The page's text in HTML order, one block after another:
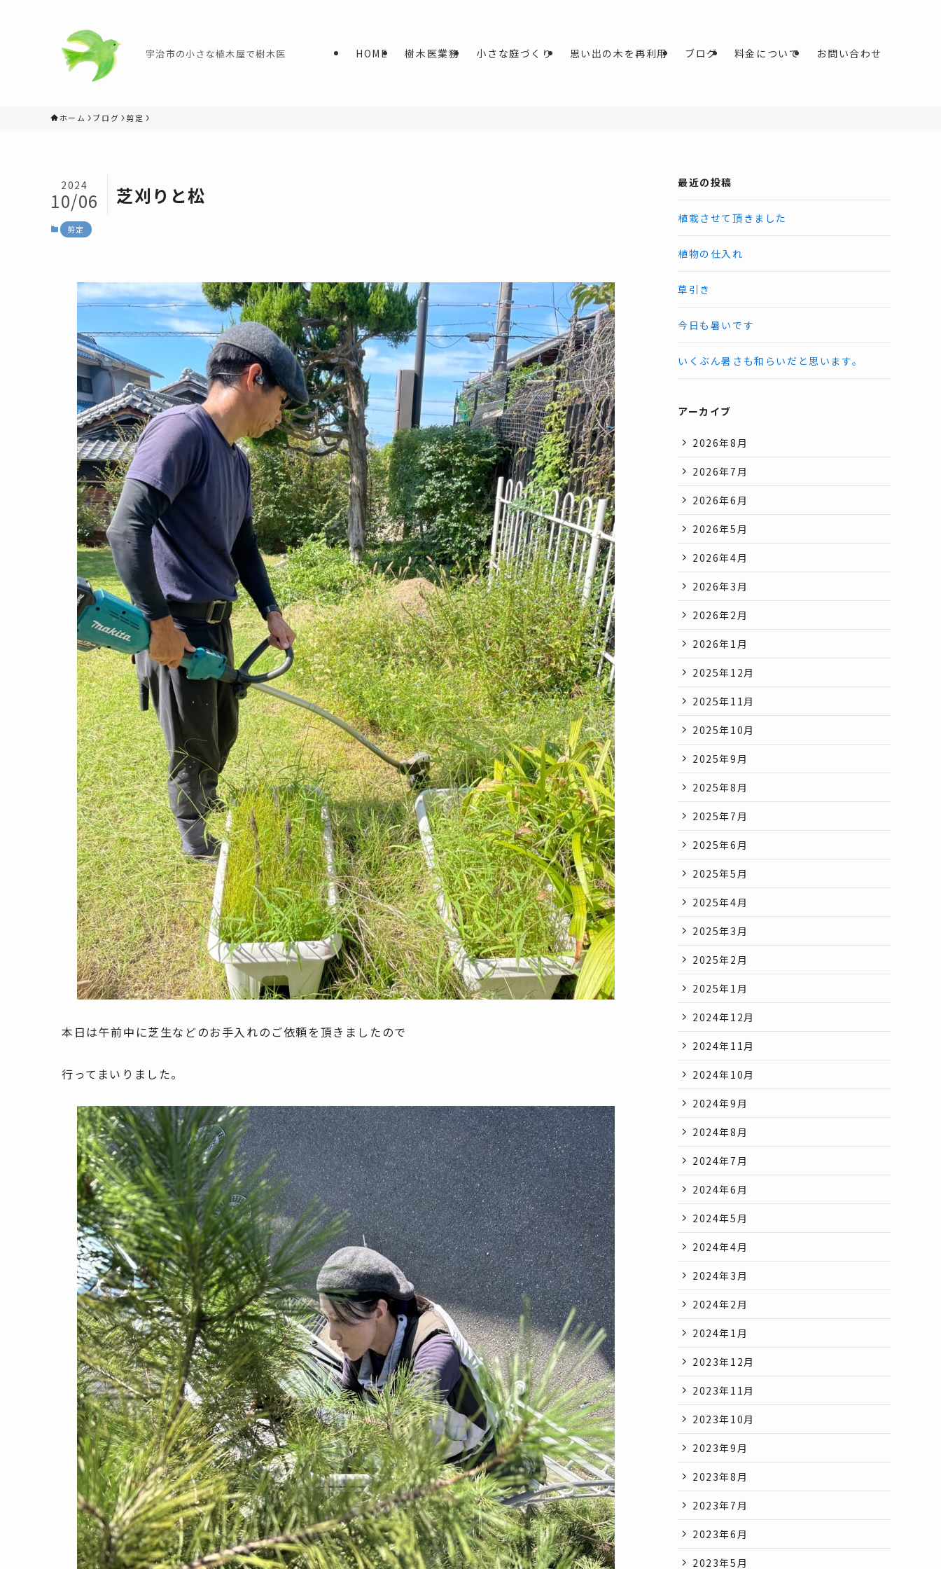
宇治市の小さな植木屋で樹木医 HOME 樹木医業務 小さな庭づくり 思い出の木を再利用 ブログ 料金について お問い合わせ
ホーム ブログ 剪定
芝刈りと松
2024
10/06
剪定
本日は午前中に芝生などのお手入れのご依頼を頂きましたので
行ってまいりました。
最近の投稿
植栽させて頂きました
植物の仕入れ
草引き
今日も暑いです
いくぶん暑さも和らいだと思います。
アーカイブ
2026年8月
2026年7月
2026年6月
2026年5月
2026年4月
2026年3月
2026年2月
2026年1月
2025年12月
2025年11月
2025年10月
2025年9月
2025年8月
2025年7月
2025年6月
2025年5月
2025年4月
2025年3月
2025年2月
2025年1月
2024年12月
2024年11月
2024年10月
2024年9月
2024年8月
2024年7月
2024年6月
2024年5月
2024年4月
2024年3月
2024年2月
2024年1月
2023年12月
2023年11月
2023年10月
2023年9月
2023年8月
2023年7月
2023年6月
2023年5月